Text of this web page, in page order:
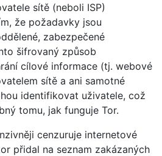
sítě (neboli ISP)
že požadavky jsou
zabezpečené
šifrovaný způsob
cílové informace (tj. webové
sítě a ani samotné
identifikovat uživatele, což
tomu, jak funguje Tor.
cenzuruje internetové
přidal na seznam zakázaných